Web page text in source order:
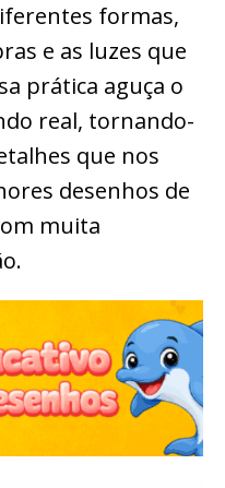
formas,
e as luzes que
prática aguça o
real, tornando-
que nos
desenhos de
muita